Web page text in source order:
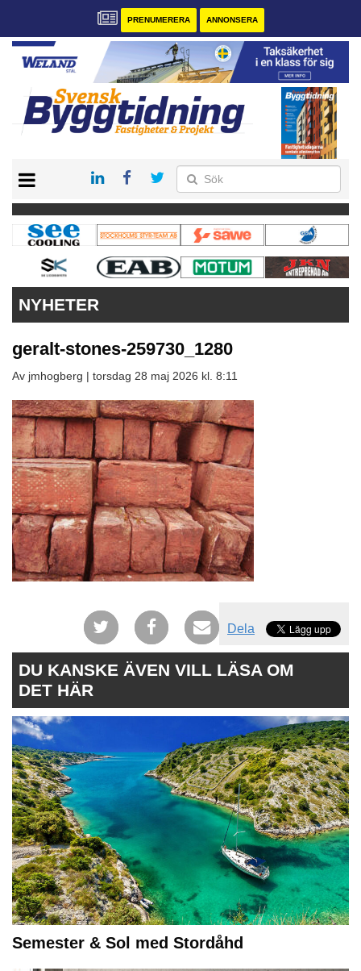
PRENUMERERA ANNONSERA
PRENUMERERA
VÅRA ANDRA MAGASIN
ANNONSERA
NYHETER
geralt-stones-259730_1280
Av jmhogberg | torsdag 28 maj 2026 kl. 8:11
Dela
DU KANSKE ÄVEN VILL LÄSA OM
DET HÄR
Semester & Sol med Stordåhd